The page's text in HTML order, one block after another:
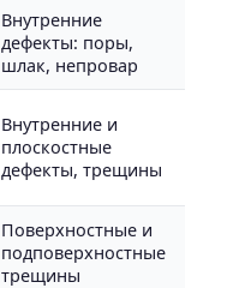
Внутренние
дефекты: поры,
шлак, непровар
Внутренние и
плоскостные
дефекты, трещины
Поверхностные и
подповерхностные
трещины